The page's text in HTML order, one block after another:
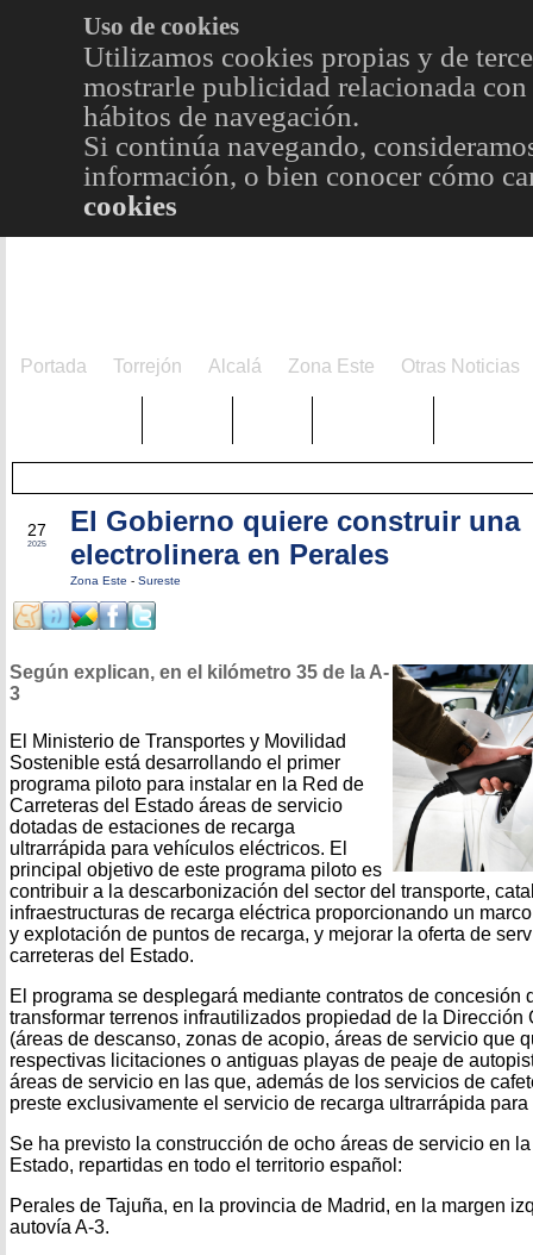
Uso de cookies
Utilizamos cookies propias y de
mostrarle publicidad relacionada
hábitos de navegación.
Si continúa navegando,
información, o bien conocer cómo
cookies
Portada Torrejón Alcalá Zona Este Otras Noticias
27
2025
El Gobierno quiere construir una
electrolinera en Perales
Zona Este - Sureste
Según explican, en el kilómetro 35 de la A-
3
El Ministerio de Transportes y Movilidad
Sostenible está desarrollando el primer
programa piloto para instalar en la Red de
Carreteras del Estado áreas de servicio
dotadas de estaciones de recarga
ultrarrápida para vehículos eléctricos. El
principal objetivo de este programa piloto es
contribuir a la descarbonización del sector del transporte,
infraestructuras de recarga eléctrica proporcionando un
y explotación de puntos de recarga, y mejorar la oferta de
carreteras del Estado.
El programa se desplegará mediante contratos de concesión
transformar terrenos infrautilizados propiedad de la Dirección
(áreas de descanso, zonas de acopio, áreas de servicio que
respectivas licitaciones o antiguas playas de peaje de
áreas de servicio en las que, además de los servicios de
preste exclusivamente el servicio de recarga ultrarrápida
Se ha previsto la construcción de ocho áreas de servicio en
Estado, repartidas en todo el territorio español:
Perales de Tajuña, en la provincia de Madrid, en la margen
autovía A-3.